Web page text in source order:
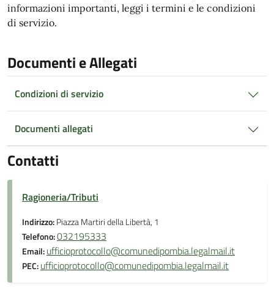
informazioni importanti, leggi i termini e le condizioni
di servizio.
Documenti e Allegati
Condizioni di servizio
Documenti allegati
Contatti
Ragioneria/Tributi
Indirizzo:Piazza Martiri della Libertà, 1
Telefono:032195333
Email:ufficioprotocollo@comunedipombia.legalmail.it
PEC:ufficioprotocollo@comunedipombia.legalmail.it